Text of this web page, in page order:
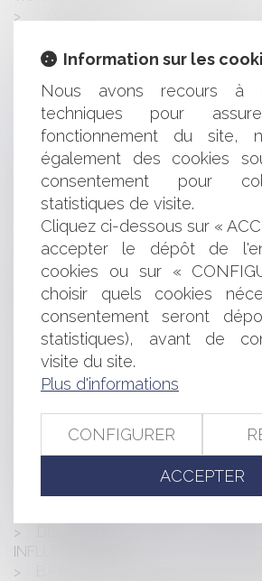
GARANTIE RC
CARACTÈRE
LA PROCÉDURE
D'UN CORPS AVANT MISE EN
MÉDECIN NE CONSTITUE PAS
CONTRÔLE PRÉVUE PAR LA LOI
NÉONICOTINOÏDES : LE CONSEIL
DÉROGATIONS PROVISOIRES
UTILISATION
LA PERTE DU RECOURS
L'ASSUREUR DU FAIT DE
DÉCLARATION DE SINISTRE
TARDIVE N'EMPORTE PAS LA
DE L'ASSURÉ SUR LE FONDEMENT
SUBROGATION
NOUVELLE OBLIGATION
PROPRIÉTAIRES D’UN BIEN
DES BIENS IMMOBILIERS ET RISQUES
FONCTION PUBLIQUE
IMPARTI AU CONSEIL DE
PRONONCER SUR UNE SANCTION
INTERPRÉTATION EXTENSIVE
APPARENT DU DÉSORDRE À LA
DÉCRYPTAGE DE LA LOI
INFLUENCEURS
BAIL D'HABITATION ET
Information sur les
Nous avons recours à
techniques pour
fonctionnement du site,
également des cookies
consentement pour
statistiques de visite.
Cliquez ci-dessous sur «
accepter le dépôt de
cookies ou sur «
choisir quels cookies
consentement seront
statistiques), avant de
visite du site.
Plus d'informations
CONFIGURER
ACCEPTER